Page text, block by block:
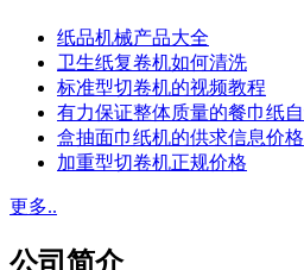
纸品机械产品大全
卫生纸复卷机如何清洗
标准型切卷机的视频教程
有力保证整体质量的餐巾纸
盒抽面巾纸机的供求信息价格
加重型切卷机正规价格
更多..
公司简介